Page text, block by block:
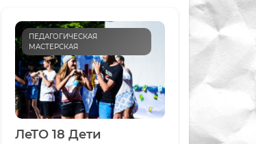
ПЕДАГОГИЧЕСКАЯ
МАСТЕРСКАЯ
ЛеТО 18 Дети